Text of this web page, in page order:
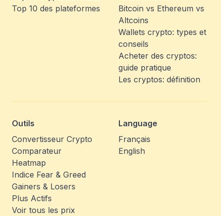
Top 10 des plateformes
Bitcoin vs Ethereum vs
Altcoins
Wallets crypto: types et
conseils
Acheter des cryptos:
guide pratique
Les cryptos: définition
Outils
Convertisseur Crypto
Comparateur
Heatmap
Indice Fear & Greed
Gainers & Losers
Plus Actifs
Voir tous les prix
Language
Français
English